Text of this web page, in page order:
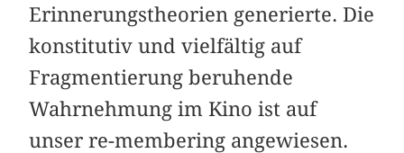
Erinnerungstheorien generierte. Die
konstitutiv und vielfältig auf
Fragmentierung beruhende
Wahrnehmung im Kino ist auf
unser re-membering angewiesen.